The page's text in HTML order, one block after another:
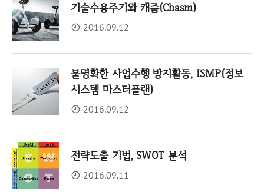
기술수용주기와 캐즘(Chasm)
2016.09.12
불명확한 사업수행 방지활동, ISMP(정보
시스템 마스터플랜)
2016.09.12
전략도출 기법, SWOT 분석
2016.09.11